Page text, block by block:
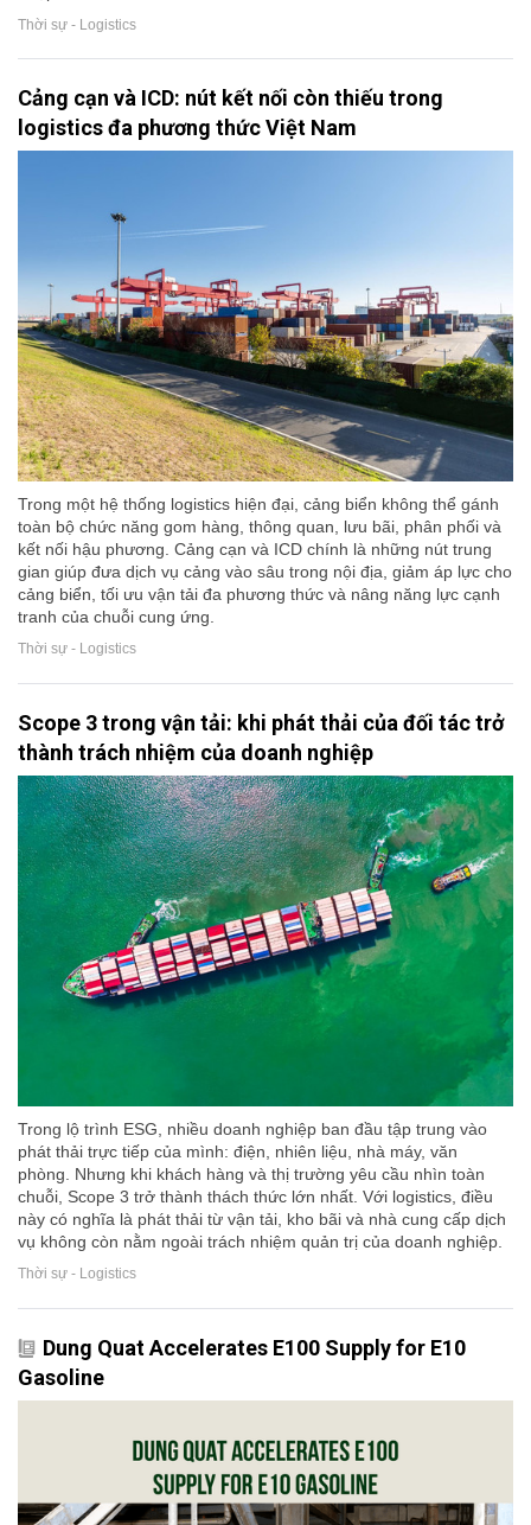
Thời sự - Logistics
Cảng cạn và ICD: nút kết nối còn thiếu trong
logistics đa phương thức Việt Nam
Trong một hệ thống logistics hiện đại, cảng biển không thể gánh
toàn bộ chức năng gom hàng, thông quan, lưu bãi, phân phối và
kết nối hậu phương. Cảng cạn và ICD chính là những nút trung
gian giúp đưa dịch vụ cảng vào sâu trong nội địa, giảm áp lực cho
cảng biển, tối ưu vận tải đa phương thức và nâng năng lực cạnh
tranh của chuỗi cung ứng.
Thời sự - Logistics
Scope 3 trong vận tải: khi phát thải của đối tác trở
thành trách nhiệm của doanh nghiệp
Trong lộ trình ESG, nhiều doanh nghiệp ban đầu tập trung vào
phát thải trực tiếp của mình: điện, nhiên liệu, nhà máy, văn
phòng. Nhưng khi khách hàng và thị trường yêu cầu nhìn toàn
chuỗi, Scope 3 trở thành thách thức lớn nhất. Với logistics, điều
này có nghĩa là phát thải từ vận tải, kho bãi và nhà cung cấp dịch
vụ không còn nằm ngoài trách nhiệm quản trị của doanh nghiệp.
Thời sự - Logistics
Dung Quat Accelerates E100 Supply for E10
Gasoline